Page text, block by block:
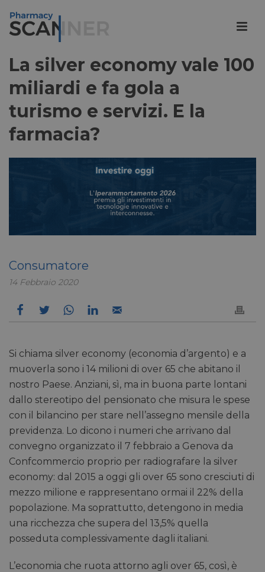
La silver economy vale 100
miliardi e fa gola a
turismo e servizi. E la
farmacia?
Consumatore
14 Febbraio 2020
Si chiama silver economy (economia d’argento) e a
muoverla sono i 14 milioni di over 65 che abitano il
nostro Paese. Anziani, sì, ma in buona parte lontani
dallo stereotipo del pensionato che misura le spese
con il bilancino per stare nell’assegno mensile della
previdenza. Lo dicono i numeri che arrivano dal
convegno organizzato il 7 febbraio a Genova da
Confcommercio proprio per radiografare la silver
economy: dal 2015 a oggi gli over 65 sono cresciuti di
mezzo milione e rappresentano ormai il 22% della
popolazione. Ma soprattutto, detengono in media
una ricchezza che supera del 13,5% quella
posseduta complessivamente dagli italiani.
L’economia che ruota attorno agli over 65, così, è